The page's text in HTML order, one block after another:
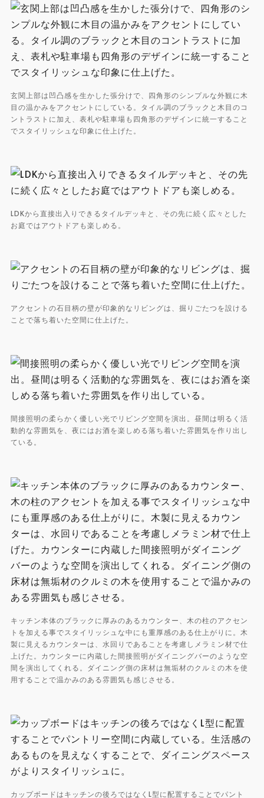
玄関上部は凹凸感を生かした張分けで、四角形のシンプルな外観に木
目の温かみをアクセントにしている。タイル調のブラックと木目のコ
ントラストに加え、表札や駐車場も四角形のデザインに統一すること
でスタイリッシュな印象に仕上げた。
LDKから直接出入りできるタイルデッキと、その先に続く広々とした
お庭ではアウトドアも楽しめる。
アクセントの石目柄の壁が印象的なリビングは、掘りごたつを設ける
ことで落ち着いた空間に仕上げた。
間接照明の柔らかく優しい光でリビング空間を演出。昼間は明るく活
動的な雰囲気を、夜にはお酒を楽しめる落ち着いた雰囲気を作り出し
ている。
キッチン本体のブラックに厚みのあるカウンター、木の柱のアクセン
トを加える事でスタイリッシュな中にも重厚感のある仕上がりに。木
製に見えるカウンターは、水回りであることを考慮しメラミン材で仕
上げた。カウンターに内蔵した間接照明がダイニングバーのような空
間を演出してくれる。ダイニング側の床材は無垢材のクルミの木を使
用することで温かみのある雰囲気も感じさせる。
カップボードはキッチンの後ろではなくL型に配置することでパント